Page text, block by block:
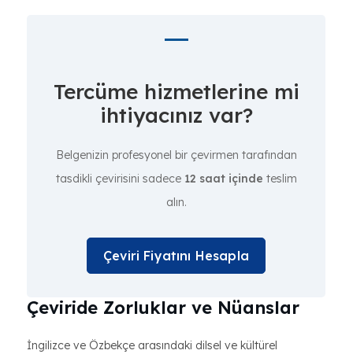
Tercüme hizmetlerine mi
ihtiyacınız var?
Belgenizin profesyonel bir çevirmen tarafından
tasdikli çevirisini sadece 12 saat içinde teslim
alın.
Çeviri Fiyatını Hesapla
Çeviride Zorluklar ve Nüanslar
İngilizce ve Özbekçe arasındaki dilsel ve kültürel